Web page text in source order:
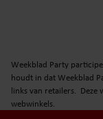
Weekblad Party
houdt in dat Weekblad
links van retailers. Deze
webwinkels.